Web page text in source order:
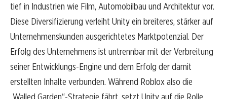
tief in Industrien wie Film, Automobilbau und Architektur vor.
Diese Diversifizierung verleiht Unity ein breiteres, stärker auf
Unternehmenskunden ausgerichtetes Marktpotenzial. Der
Erfolg des Unternehmens ist untrennbar mit der Verbreitung
seiner Entwicklungs-Engine und dem Erfolg der damit
erstellten Inhalte verbunden. Während Roblox also die